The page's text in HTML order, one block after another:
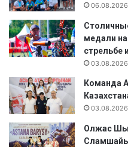
06.08.2026
медали
стрельбе
03.08.2026
Команда
03.08.2026
Олжас